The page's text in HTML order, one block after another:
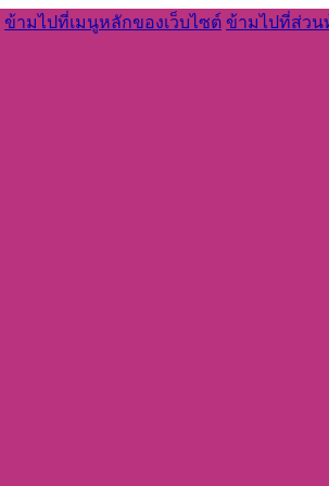
ข้ามไปที่เมนูหลักของเว็บไซต์ ข้ามไปที่ส่วน